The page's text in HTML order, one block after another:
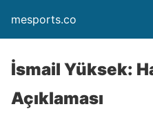
mesports.co
İsmail Yüksek:
Açıklaması